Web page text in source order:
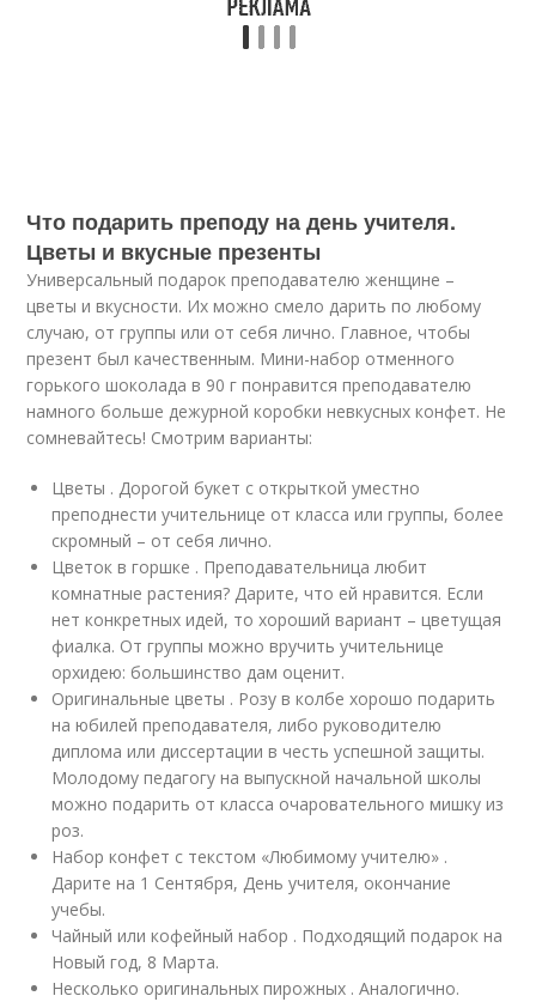
Что подарить преподу на день учителя.
Цветы и вкусные презенты
Универсальный подарок преподавателю женщине –
цветы и вкусности. Их можно смело дарить по любому
случаю, от группы или от себя лично. Главное, чтобы
презент был качественным. Мини-набор отменного
горького шоколада в 90 г понравится преподавателю
намного больше дежурной коробки невкусных конфет. Не
сомневайтесь! Смотрим варианты:
Цветы . Дорогой букет с открыткой уместно
преподнести учительнице от класса или группы, более
скромный – от себя лично.
Цветок в горшке . Преподавательница любит
комнатные растения? Дарите, что ей нравится. Если
нет конкретных идей, то хороший вариант – цветущая
фиалка. От группы можно вручить учительнице
орхидею: большинство дам оценит.
Оригинальные цветы . Розу в колбе хорошо подарить
на юбилей преподавателя, либо руководителю
диплома или диссертации в честь успешной защиты.
Молодому педагогу на выпускной начальной школы
можно подарить от класса очаровательного мишку из
роз.
Набор конфет с текстом «Любимому учителю» .
Дарите на 1 Сентября, День учителя, окончание
учебы.
Чайный или кофейный набор . Подходящий подарок на
Новый год, 8 Марта.
Несколько оригинальных пирожных . Аналогично.